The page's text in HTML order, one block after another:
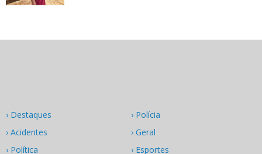
› Destaques
› Acidentes
› Política
› Polícia
› Geral
› Esportes